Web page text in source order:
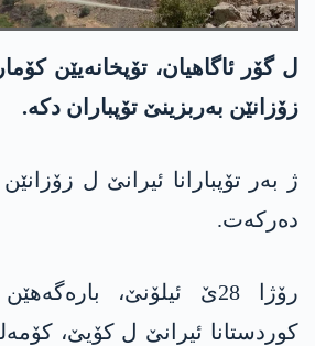
ل گۆر ئاگاهیان، تۆپخانەیێن
زۆزانێن بەربزینێ تۆپباران دکە.
ژ بەر تۆپبارانا ئیرانێ ل
دەرکەت.
رۆژا 28ێ ئیلۆنێ،
کوردستانا ئیرانێ ل کۆیێ،